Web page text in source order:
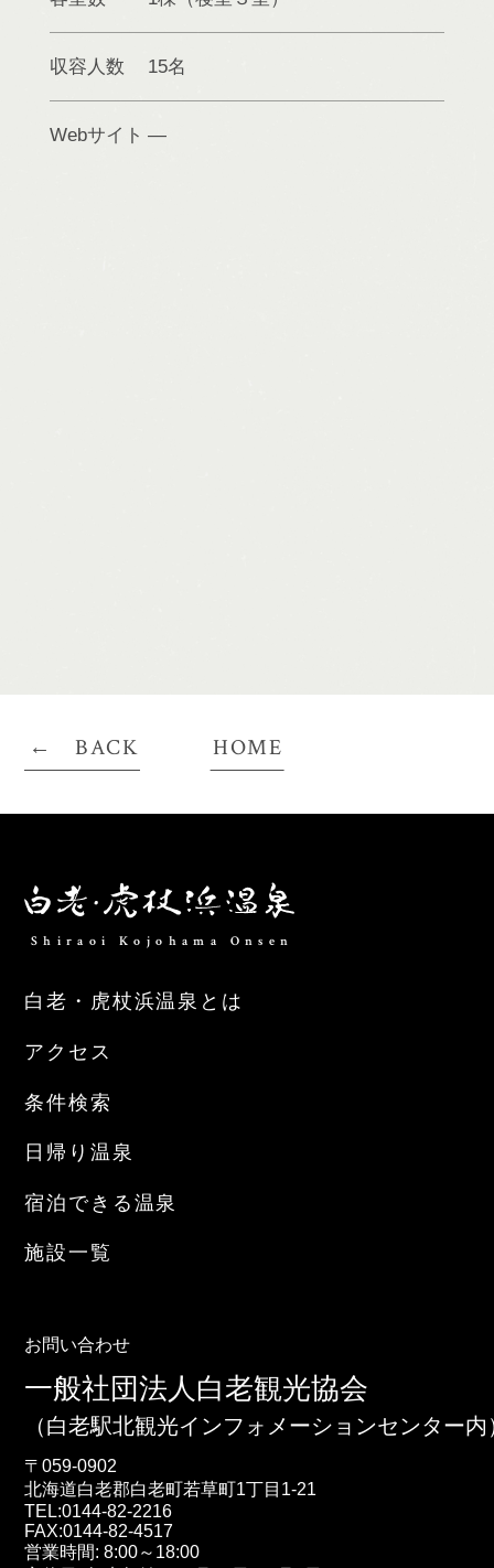
収容人数 15名
Webサイト
BACK HOME
Shiraoi Kojohama Onsen
白老・虎杖浜温泉とは
アクセス
条件検索
日帰り温泉
宿泊できる温泉
施設一覧
お問い合わせ
一般社団法人白老観光協会
（白老駅北観光インフォメーションセンター内
〒059-0902
北海道白老郡白老町若草町1丁目1-21
TEL:0144-82-2216
FAX:0144-82-4517
営業時間: 8:00～18:00